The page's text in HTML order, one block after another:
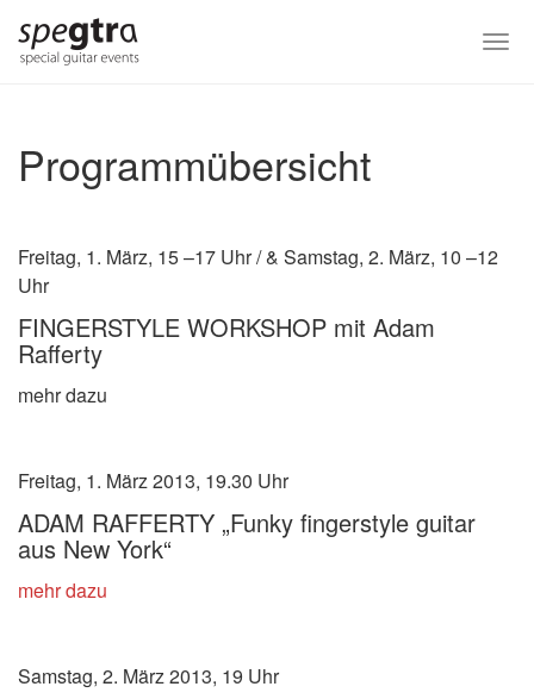
main
Programmübersicht
Freitag, 1. März, 15 –17 Uhr / & Samstag, 2. März, 10 –12
Uhr
FINGERSTYLE WORKSHOP mit Adam
Rafferty
mehr dazu
Freitag, 1. März 2013, 19.30 Uhr
ADAM RAFFERTY „Funky fingerstyle guitar
aus New York“
mehr dazu
Samstag, 2. März 2013, 19 Uhr